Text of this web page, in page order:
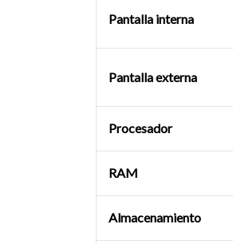
Pantalla interna
Pantalla externa
Procesador
RAM
Almacenamiento